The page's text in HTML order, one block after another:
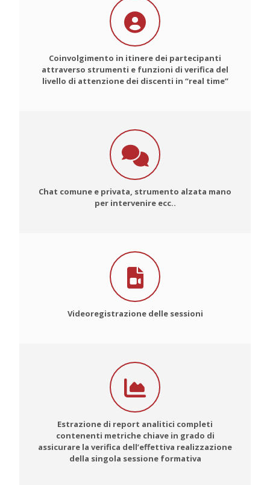
Coinvolgimento in itinere dei partecipanti
attraverso strumenti e funzioni di verifica del
livello di attenzione dei discenti in “real time”
Chat comune e privata, strumento alzata mano
per intervenire ecc..
Videoregistrazione delle sessioni
Estrazione di report analitici completi
contenenti metriche chiave in grado di
assicurare la verifica dell’effettiva realizzazione
della singola sessione formativa